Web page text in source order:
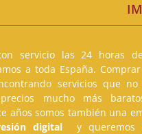
servicio las 24 horas
a toda España.
servicios que
mucho más
años somos también una
digital y queremos